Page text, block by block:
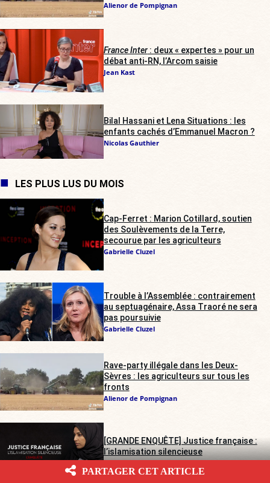
© Compte X @tnnhrmt
Alienor de Pompignan
France Inter: deux « expertes » pour un
débat anti-RN, l’Arcom saisie
Jean Kast
Bilal Hassani et Lena Situations : les
enfants cachés d’Emmanuel Macron ?
Nicolas Gauthier
LES PLUS LUS DU MOIS
Cap-Ferret : Marion Cotillard, soutien
des Soulèvements de la Terre,
secourue par les agriculteurs
Gabrielle Cluzel
Trouble à l’Assemblée : contrairement
au septuagénaire, Assa Traoré ne sera
pas poursuivie
Gabrielle Cluzel
Rave-party illégale dans les Deux-
Sèvres : les agriculteurs sur tous les
fronts
Alienor de Pompignan
[GRANDE ENQUÊTE] Justice française :
l’islamisation silencieuse
Jean Kast
PARTAGER CET ARTICLE